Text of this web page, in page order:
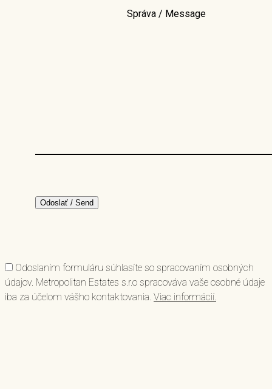
Správa / Message
Odoslaním formuláru súhlasíte so spracovaním osobných
údajov. Metropolitan Estates s.r.o spracováva vaše osobné údaje
iba za účelom vášho kontaktovania. Viac informácií.